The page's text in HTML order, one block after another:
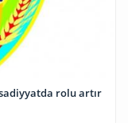
rolu artır